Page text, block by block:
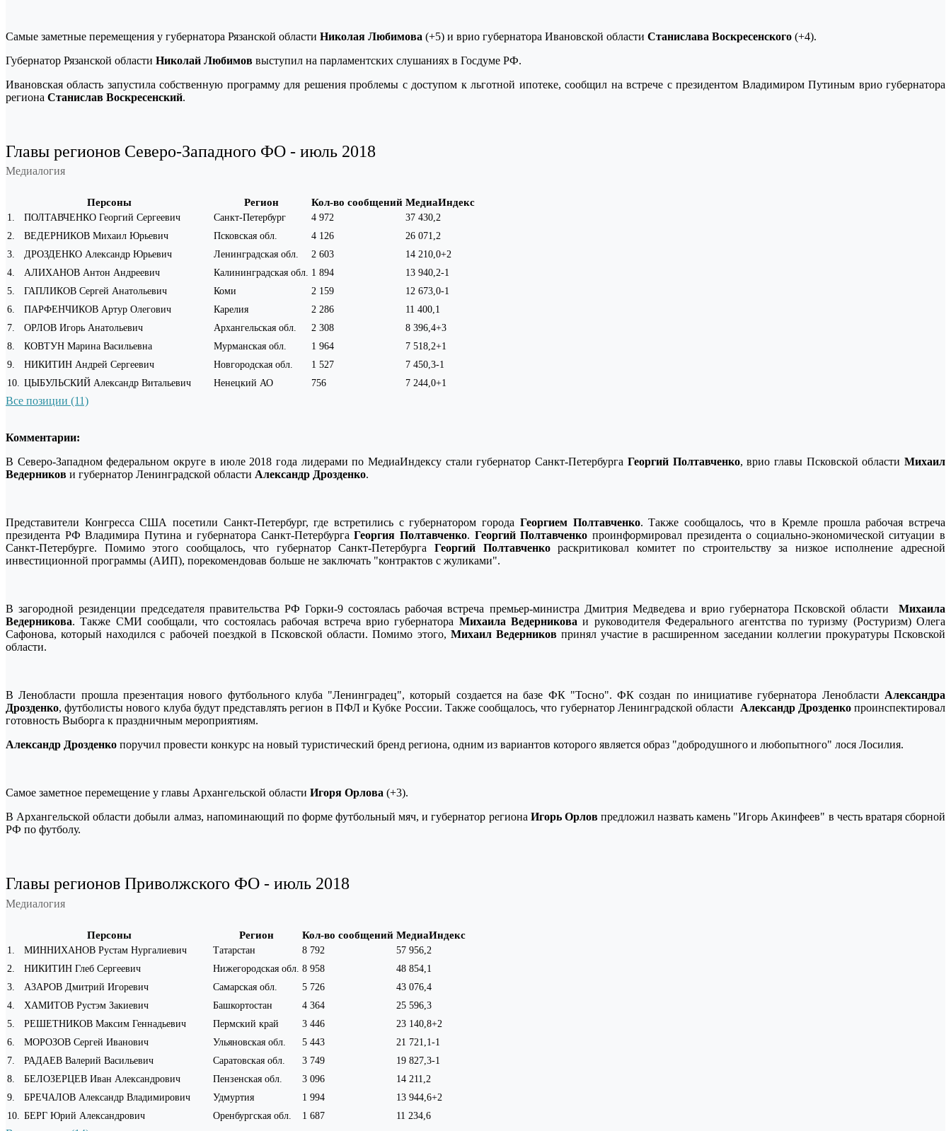
Самые заметные перемещения у губернатора Рязанской области Николая Любимова (+5) и врио губернатора Ивановской области Станислава Воскресенского (+4).
Губернатор Рязанской области Николай Любимов выступил на парламентских слушаниях в Госдуме РФ.
Ивановская область запустила собственную программу для решения проблемы с доступом к льготной ипотеке, сообщил на встрече с президентом Владимиром Путиным врио губернатора
региона Станислав Воскресенский.
Главы регионов Северо-Западного ФО - июль 2018
Медиалогия
Персоны Регион Кол-во сообщений МедиаИндекс
1. ПОЛТАВЧЕНКО Георгий Сергеевич Санкт-Петербург 4 972
37 430,2
2. ВЕДЕРНИКОВ Михаил Юрьевич Псковская обл. 4 126
26 071,2
3. ДРОЗДЕНКО Александр Юрьевич Ленинградская обл. 2 603 14 210,0+2
4. АЛИХАНОВ Антон Андреевич Калининградская обл. 1 894 13 940,2-1
5. ГАПЛИКОВ Сергей Анатольевич Коми 2 159 12 673,0-1
6. ПАРФЕНЧИКОВ Артур Олегович Карелия 2 286
11 400,1
7. ОРЛОВ Игорь Анатольевич Архангельская обл. 2 308 8 396,4+3
8. КОВТУН Марина Васильевна Мурманская обл. 1 964 7 518,2+1
9. НИКИТИН Андрей Сергеевич Новгородская обл. 1 527 7 450,3-1
10. ЦЫБУЛЬСКИЙ Александр Витальевич Ненецкий АО 756 7 244,0+1
Все позиции (11)
Комментарии:
В Северо-Западном федеральном округе в июле 2018 года лидерами по МедиаИндексу стали губернатор Санкт-Петербурга Георгий Полтавченко, врио главы Псковской областиМихаил
Ведерников и губернатор Ленинградской области Александр Дрозденко.
Представители Конгресса США посетили Санкт-Петербург, где встретились с губернатором города Георгием Полтавченко. Также сообщалось, что в Кремле прошла рабочая встреча
президента РФ Владимира Путина и губернатора Санкт-ПетербургаГеоргия Полтавченко. Георгий Полтавченко проинформировал президента о социально-экономической ситуации в
Санкт-Петербурге. Помимо этого сообщалось, что губернатор Санкт-Петербурга Георгий Полтавченкораскритиковал комитет по строительству за низкое исполнение адресной
инвестиционной программы (АИП), порекомендовав больше не заключать "контрактов с жуликами".
В загородной резиденции председателя правительства РФ Горки-9 состоялась рабочая встреча премьер-министра Дмитрия Медведева и врио губернатора Псковской области Михаила
Ведерникова. Также СМИ сообщали, что состоялась рабочая встреча врио губернатора Михаила Ведерникова и руководителя Федерального агентства по туризму (Ростуризм) Олега
Сафонова, который находился с рабочей поездкой в Псковской области. Помимо этого, Михаил Ведерниковпринял участие в расширенном заседании коллегии прокуратуры Псковской
области.
В Ленобласти прошла презентация нового футбольного клуба "Ленинградец", который создается на базе ФК "Тосно". ФК создан по инициативе губернатора Ленобласти Александра
Дрозденко, футболисты нового клуба будут представлять регион в ПФЛ и Кубке России. Также сообщалось, что губернатор Ленинградской области Александр Дрозденкопроинспектировал
готовность Выборга к праздничным мероприятиям.
Александр Дрозденко поручил провести конкурс на новый туристический бренд региона, одним из вариантов которого является образ "добродушного и любопытного" лося Лосилия.
Самое заметное перемещение у главы Архангельской области Игоря Орлова (+3).
В Архангельской области добыли алмаз, напоминающий по форме футбольный мяч, и губернатор региона Игорь Орловпредложил назвать камень "Игорь Акинфеев" в честь вратаря сборной
РФ по футболу.
Главы регионов Приволжского ФО - июль 2018
Медиалогия
Персоны Регион Кол-во сообщений МедиаИндекс
1. МИННИХАНОВ Рустам Нургалиевич Татарстан 8 792
57 956,2
2. НИКИТИН Глеб Сергеевич Нижегородская обл. 8 958
48 854,1
3. АЗАРОВ Дмитрий Игоревич Самарская обл. 5 726
43 076,4
4. ХАМИТОВ Рустэм Закиевич Башкортостан 4 364
25 596,3
5. РЕШЕТНИКОВ Максим Геннадьевич Пермский край 3 446 23 140,8+2
6. МОРОЗОВ Сергей Иванович Ульяновская обл. 5 443 21 721,1-1
7. РАДАЕВ Валерий Васильевич Саратовская обл. 3 749 19 827,3-1
8. БЕЛОЗЕРЦЕВ Иван Александрович Пензенская обл. 3 096
14 211,2
9. БРЕЧАЛОВ Александр Владимирович Удмуртия 1 994 13 944,6+2
10. БЕРГ Юрий Александрович Оренбургская обл. 1 687 11 234,6